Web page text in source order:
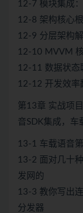
12-7 模块集成
12-8 架构核心
12-9 分层架构
12-10 MVVM
12-11 数据状态
12-12 开发效率
第13章 实战项
音SDK集成，车
13-1 车载语音
13-2 面对几十
发网的
13-3 教你写出
分发器